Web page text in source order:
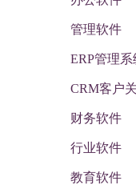
管理软件
ERP管理系
CRM客户
财务软件
行业软件
教育软件